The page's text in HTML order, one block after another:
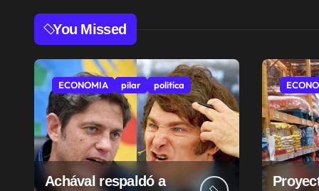
You Missed
ECONOMIA pilar politíca
Achával respaldó a